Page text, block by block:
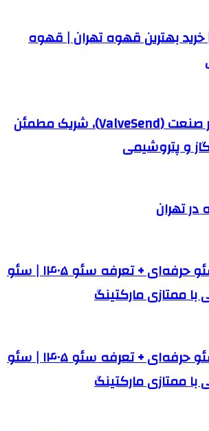
بهترین قهوه تهران | قهوه
زرپالایش عصر صنعت (ValveSend)، شریک مطمئن
و پتروشیمی
تهران
🔍 خدمات سئو حرفه‌ای + تعرفه سئو ۱۴۰۵ | سئو
با ممتازی مارکتینگ
🔍 خدمات سئو حرفه‌ای + تعرفه سئو ۱۴۰۵ | سئو
با ممتازی مارکتینگ